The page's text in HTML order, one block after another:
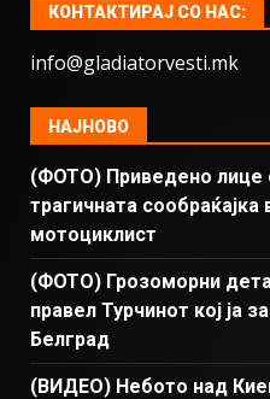
КОНТАКТИРАЈ СО НАС:
info@gladiatorvesti.mk
НАЈНОВО
(ФОТО) Приведено лице
трагичната сообраќајка
мотоциклист
(ФОТО) Грозоморни
правел Турчинот кој ја
Белград
(ВИДЕО) Небото над